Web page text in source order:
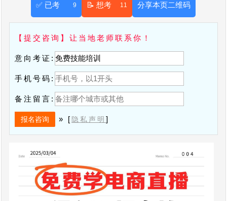
9
✅ 已考 11
📝 想考 分享本页二维码
【提交咨询】让当地老师联系你！
意向考证:
手机号码:
备注留言:
» [隐私声明]